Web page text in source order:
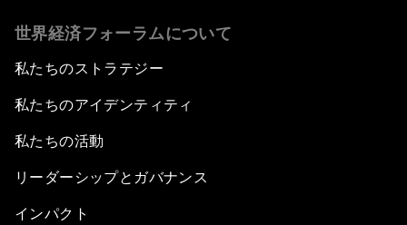
世界経済フォーラムについて
私たちのストラテジー
私たちのアイデンティティ
私たちの活動
リーダーシップとガバナンス
インパクト